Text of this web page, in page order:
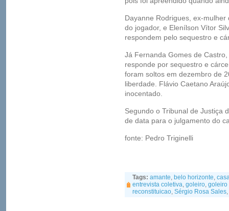
Dayanne Rodrigues, ex-
do jogador, e Elenílson Vítor
respondem pelo sequestro e
Já Fernanda Gomes de
responde por sequestro e
foram soltos em dezembro de
liberdade. Flávio Caetano
inocentado.
Segundo o Tribunal de Justiça
de data para o julgamento do
fonte: Pedro Triginelli
Tags: amante, belo horizonte,
entrevista coletiva, goleiro, goleiro
reconstituicao, Sérgio Rosa Sales,